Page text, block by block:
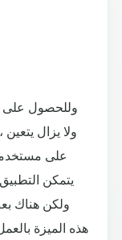
وللحصول على
على
ولكن هناك
هذه الميزة